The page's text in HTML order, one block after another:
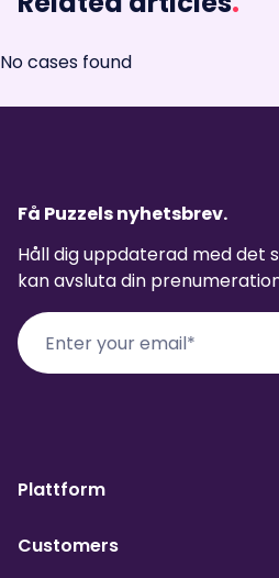
No cases found
Få Puzzels nyhetsbrev.
Håll dig uppdaterad med det
kan avsluta din
Plattform
Customers